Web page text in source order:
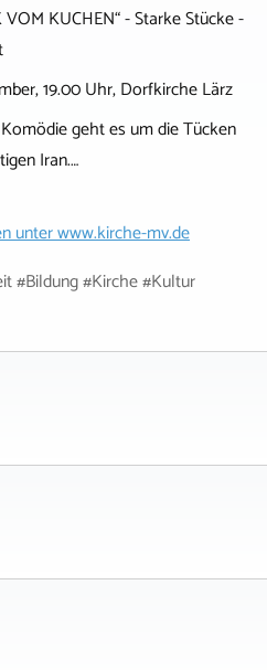
VOM KUCHEN“ - Starke Stücke -
19.00 Uhr, Dorfkirche Lärz
geht es um die Tücken
Iran.…
unterwww.kirche-mv.de
#Bildung #Kirche #Kultur